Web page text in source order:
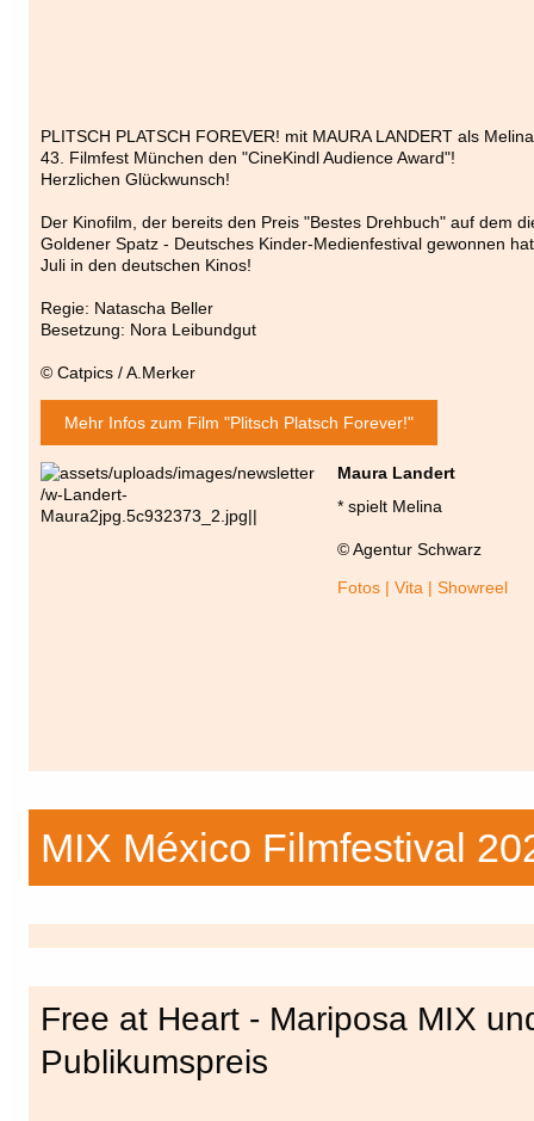
PLITSCH PLATSCH FOREVER! mit MAURA LANDERT als
43. Filmfest München den "CineKindl Audience Award"!
Herzlichen Glückwunsch!
Der Kinofilm, der bereits den Preis "Bestes Drehbuch" auf dem
Goldener Spatz - Deutsches Kinder-Medienfestival gewonnen
Juli in den deutschen Kinos!
Regie: Natascha Beller
Besetzung: Nora Leibundgut
© Catpics / A.Merker
Mehr Infos zum Film "Plitsch Platsch Forever!"
Maura Landert
* spielt Melina
© Agentur Schwarz
Fotos | Vita | Showreel
MIX México Filmfestival
Free at Heart - Mariposa MIX
Publikumspreis